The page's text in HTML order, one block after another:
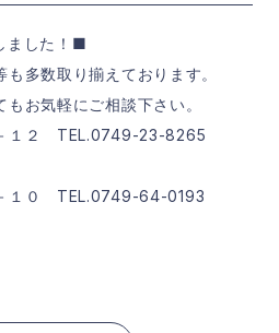
ました！■
多数取り揃えております。
お気軽にご相談下さい。
１２ TEL.0749-23-8265
１０ TEL.0749-64-0193